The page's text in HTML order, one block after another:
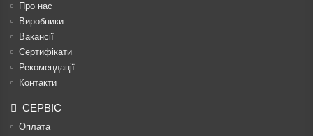
Про нас
Виробники
Вакансії
Сертифікати
Рекомендації
Контакти
СЕРВІС
Оплата